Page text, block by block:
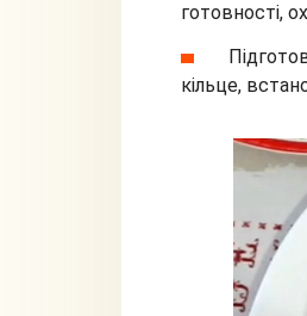
готовності,
кільце,